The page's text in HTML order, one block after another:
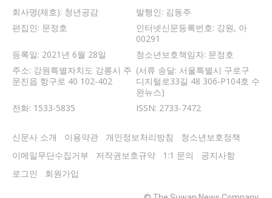
회사명(제호): 청년공감
발행인: 김동주
편집인: 문정호
인터넷신문등록번호: 강원, 아
00291
등록일: 2021년 6월 28일
청소년보호책임자: 문정호
주소: 강원특별자치도 강릉시 주
문진읍 항구로 40 102-402
(서류 송달: 서울특별시 구로구
디지털로33길 48 306-P104호 수
완뉴스)
전화: 1533-5835
ISSN: 2733-7472
신문사 소개 이용약관 개인정보처리방침
청소년보호정책
이메일무단수집거부
저작권보호규약 1:1 문의
공지사항
로그인
회원가입